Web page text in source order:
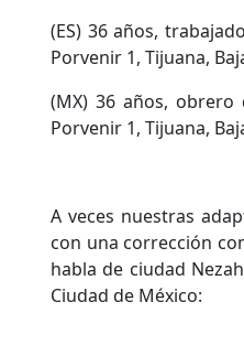
(ES) 36 años,
Porvenir 1, Tijuana,
(MX) 36 años, obrero
Porvenir 1, Tijuana,
A veces nuestras
con una corrección
habla de ciudad
Ciudad de México: